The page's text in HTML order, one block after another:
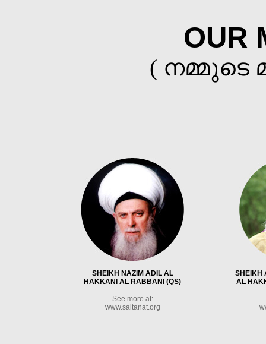
OUR
( നമ്മുടെ
SHEIKH NAZIM ADIL AL
HAKKANI AL RABBANI (QS)
SHEIKH
AL
See more at:
www.saltanat.org